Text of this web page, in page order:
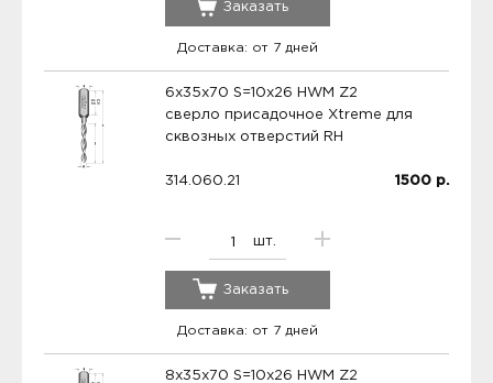
Заказать
Доставка: от 7 дней
6x35x70 S=10x26 HWM Z2
сверло присадочное Xtreme для
сквозных отверстий RH
314.060.21
шт.
1500 р.
Заказать
Доставка: от 7 дней
8x35x70 S=10x26 HWM Z2